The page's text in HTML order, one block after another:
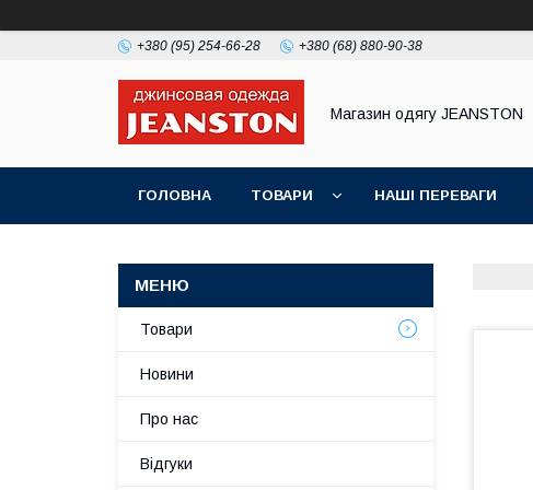
+380 (95) 254-66-28 +380 (68) 880-90-38
Магазин одягу JEANSTON
ГОЛОВНА ТОВАРИ НАШІ ПЕРЕВАГИ
Товари
Новини
Про нас
Відгуки